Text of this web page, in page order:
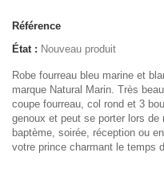
Référence
État : Nouveau produit
Robe fourreau bleu marine et
marque Natural Marin. Très
coupe fourreau, col rond et 3
genoux et peut se porter lors
baptème, soirée, réception ou
votre prince charmant le temps